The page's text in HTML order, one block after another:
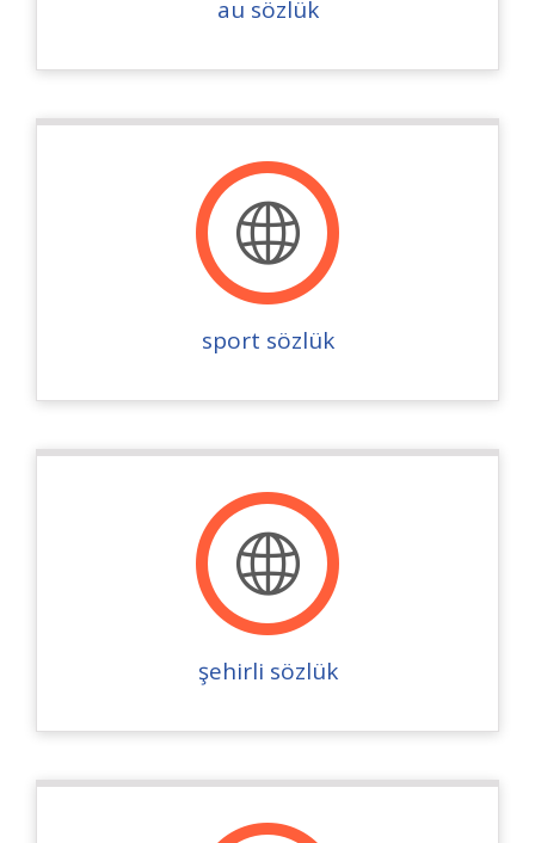
au sözlük
sport sözlük
şehirli sözlük